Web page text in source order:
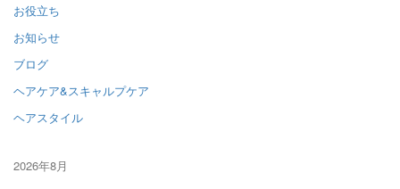
お役立ち
お知らせ
ブログ
ヘアケア&スキャルプケア
ヘアスタイル
2026年8月